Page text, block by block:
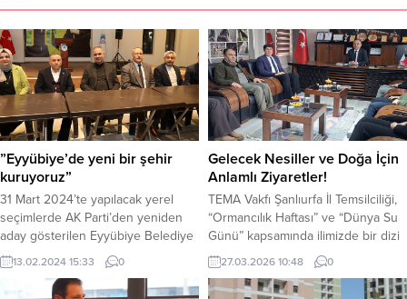
”Eyyübiye’de yeni bir şehir
kuruyoruz”
31 Mart 2024’te yapılacak yerel
seçimlerde AK Parti’den yeniden
aday gösterilen Eyyübiye Belediye
Başkanı Mehmet Kuş, parti teşkilatı
ile bir araya geldiği toplantıda
geçen beş yıllık hizmet süresini
13.02.2024 15:33 0
Gelecek Nesiller ve Doğa İçin
Anlamlı Ziyaretler!
TEMA Vakfı Şanlıurfa İl Temsilciliği,
“Ormancılık Haftası” ve “Dünya Su
Günü” kapsamında ilimizde bir dizi
önemli ziyaret ve eğitim faaliyeti
gerçekleştirdi. Hem bürokratik
düzeyde iş birliğini güçlendirmek
27.03.2026 10:48 0